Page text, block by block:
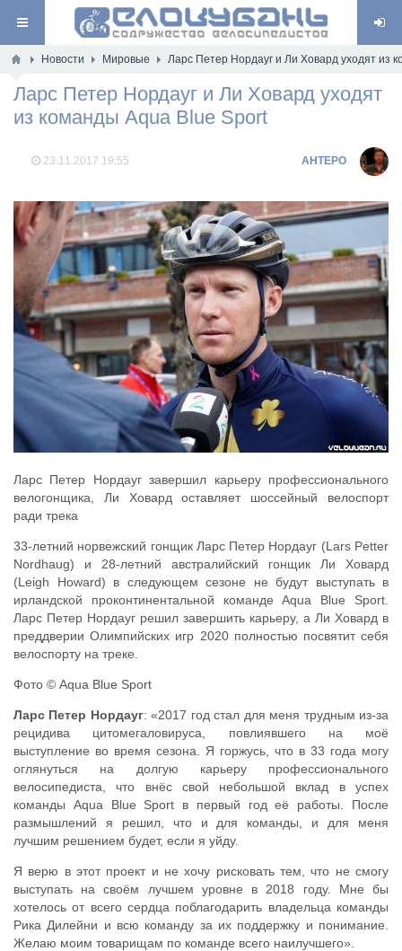
Новости Мировые Ларс Петер Нордауг и Ли Ховард уходят из
Ларс Петер Нордауг и Ли Ховард уходят
из команды Aqua Blue Sport
23.11.2017 19:55 AHTEPO
Ларс Петер Нордауг завершил карьеру профессионального
велогонщика, Ли Ховард оставляет шоссейный велоспорт
ради трека
33-летний норвежский гонщик Ларс Петер Нордауг (Lars Petter
Nordhaug) и 28-летний австралийский гонщик Ли Ховард
(Leigh Howard) в следующем сезоне не будут выступать в
ирландской проконтинентальной команде Aqua Blue Sport.
Ларс Петер Нордауг решил завершить карьеру, а Ли Ховард в
преддверии Олимпийских игр 2020 полностью посвятит себя
велоспорту на треке.
Фото © Aqua Blue Sport
Ларс Петер Нордауг: «2017 год стал для меня трудным из-за
рецидива цитомегаловируса, повлиявшего на моё
выступление во время сезона. Я горжусь, что в 33 года могу
оглянуться на долгую карьеру профессионального
велосипедиста, что внёс свой небольшой вклад в успех
команды Aqua Blue Sport в первый год её работы. После
размышлений я решил, что и для команды, и для меня
лучшим решением будет, если я уйду.
Я верю в этот проект и не хочу рисковать тем, что не смогу
выступать на своём лучшем уровне в 2018 году. Мне бы
хотелось от всего сердца поблагодарить владельца команды
Рика Дилейни и всю команду за их поддержку и понимание.
Желаю моим товарищам по команде всего наилучшего».